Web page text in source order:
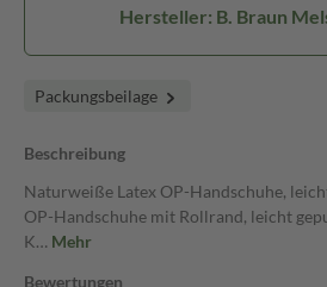
Hersteller: B. Braun
Packungsbeilage
Beschreibung
Naturweiße Latex OP-Handschuhe,
OP-Handschuhe mit Rollrand, leicht
K… Mehr
Bewertungen